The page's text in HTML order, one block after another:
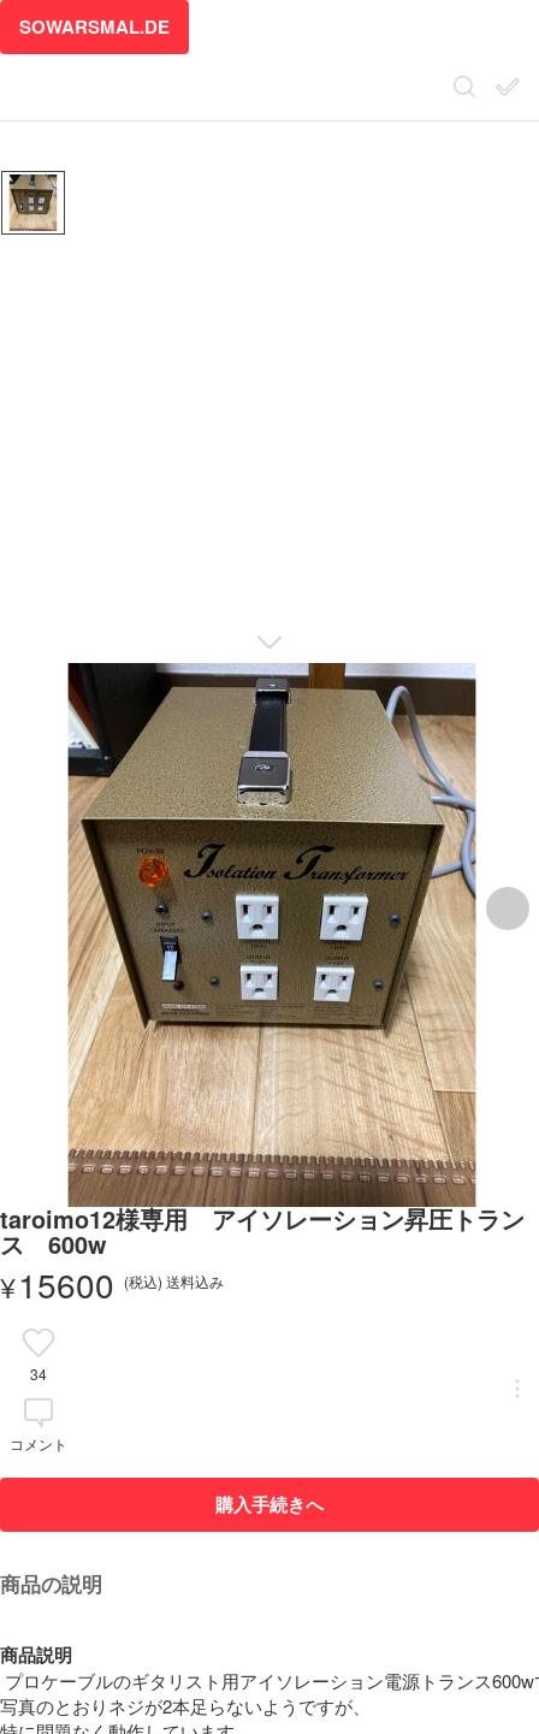
SOWARSMAL.DE
taroimo12様専用 アイソレーション昇圧トラン
ス 600w
¥15600 (税込) 送料込み
34
コメント
購入手続きへ
商品の説明
商品説明
プロケーブルのギタリスト用アイソレーション電源トランス
写真のとおりネジが2本足らないようですが、